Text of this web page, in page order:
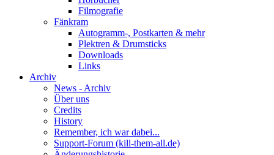
Filmografie
Fänkram
Autogramm-, Postkarten & mehr
Plektren & Drumsticks
Downloads
Links
Archiv
News - Archiv
Über uns
Credits
History
Remember, ich war dabei...
Support-Forum (kill-them-all.de)